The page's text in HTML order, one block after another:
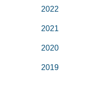
2022
2021
2020
2019